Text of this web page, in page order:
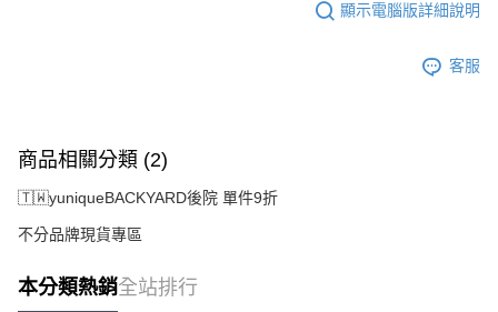
顯示電腦版詳細說明
客服
商品相關分類 (2)
🇹🇼yuniqueBACKYARD後院 單件9折
不分品牌現貨專區
本分類熱銷全站排行